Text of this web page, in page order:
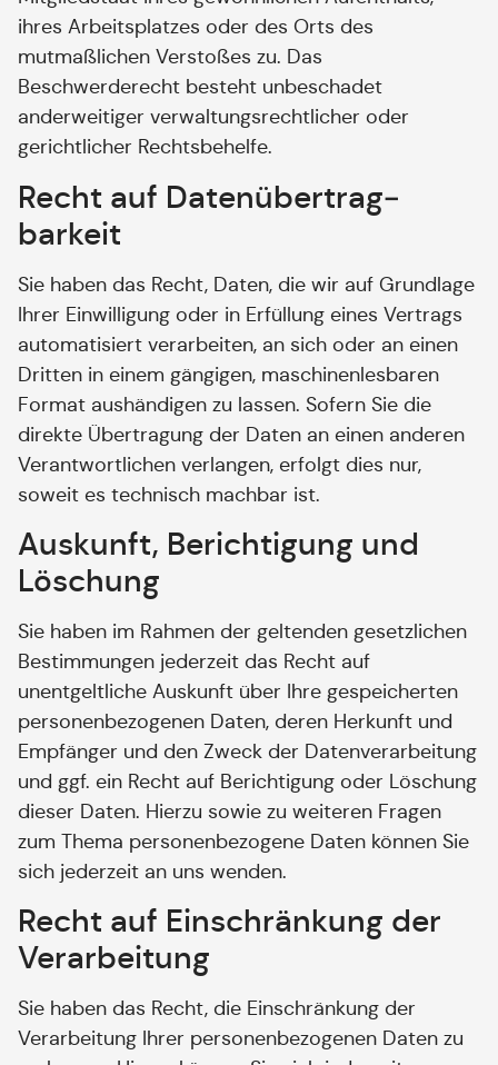
ihres Arbeitsplatzes oder des Orts des
mutmaßlichen Verstoßes zu. Das
Beschwerderecht besteht unbeschadet
anderweitiger verwaltungsrechtlicher oder
gerichtlicher Rechtsbehelfe.
Recht auf Daten­übertrag­
barkeit
Sie haben das Recht, Daten, die wir auf Grundlage
Ihrer Einwilligung oder in Erfüllung eines Vertrags
automatisiert verarbeiten, an sich oder an einen
Dritten in einem gängigen, maschinenlesbaren
Format aushändigen zu lassen. Sofern Sie die
direkte Übertragung der Daten an einen anderen
Verantwortlichen verlangen, erfolgt dies nur,
soweit es technisch machbar ist.
Auskunft, Berichtigung und
Löschung
Sie haben im Rahmen der geltenden gesetzlichen
Bestimmungen jederzeit das Recht auf
unentgeltliche Auskunft über Ihre gespeicherten
personenbezogenen Daten, deren Herkunft und
Empfänger und den Zweck der Datenverarbeitung
und ggf. ein Recht auf Berichtigung oder Löschung
dieser Daten. Hierzu sowie zu weiteren Fragen
zum Thema personenbezogene Daten können Sie
sich jederzeit an uns wenden.
Recht auf Einschränkung der
Verarbeitung
Sie haben das Recht, die Einschränkung der
Verarbeitung Ihrer personenbezogenen Daten zu